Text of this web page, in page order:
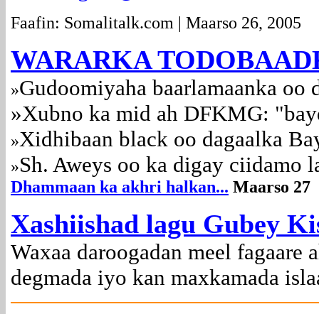
Faafin: Somalitalk.com | Maarso 26, 2005
WARARKA
»Gudoomiyaha baarlamaanka oo
»Xubno ka mid ah DFKMG:
»Xidhibaan black oo dagaalka
»Sh. Aweys oo ka digay ciidamo
Dhammaan ka akhri halkan... Maarso 27
Xashiishad lagu Gubey
Waxaa daroogadan meel
degmada iyo kan maxkamada